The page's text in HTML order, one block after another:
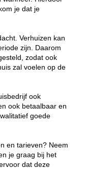
je dat je
Verhuizen kan
zijn. Daarom
zodat ook
zal voelen op de
ook
ook betaalbaar en
goede
en tarieven? Neem
je graag bij het
dat deze